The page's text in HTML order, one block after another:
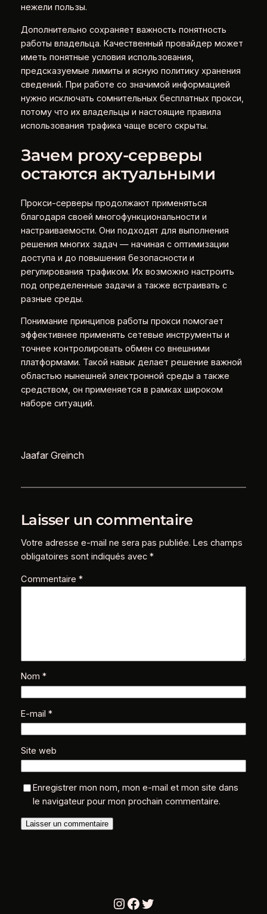
нежели пользы.
Дополнительно сохраняет важность понятность
работы владельца. Качественный провайдер может
иметь понятные условия использования,
предсказуемые лимиты и ясную политику хранения
сведений. При работе со значимой информацией
нужно исключать сомнительных бесплатных прокси,
потому что их владельцы и настоящие правила
использования трафика чаще всего скрыты.
Зачем proxy-серверы
остаются актуальными
Прокси-серверы продолжают применяться
благодаря своей многофункциональности и
настраиваемости. Они подходят для выполнения
решения многих задач — начиная с оптимизации
доступа и до повышения безопасности и
регулирования трафиком. Их возможно настроить
под определенные задачи а также встраивать с
разные среды.
Понимание принципов работы прокси помогает
эффективнее применять сетевые инструменты и
точнее контролировать обмен со внешними
платформами. Такой навык делает решение важной
областью нынешней электронной среды а также
средством, он применяется в рамках широком
наборе ситуаций.
Jaafar Greinch
Laisser un commentaire
Votre adresse e-mail ne sera pas publiée. Les champs
obligatoires sont indiqués avec *
Commentaire *
Nom *
E-mail *
Site web
Enregistrer mon nom, mon e-mail et mon site dans
le navigateur pour mon prochain commentaire.
Instagram
Facebook
Twitter